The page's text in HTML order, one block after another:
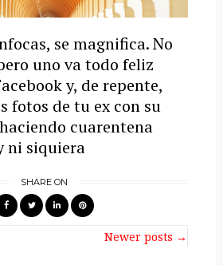
se magnifica. No
uno va todo feliz
y, de repente,
fotos de tu ex con su
cuarentena
ni siquiera
SHARE ON
Newer posts →